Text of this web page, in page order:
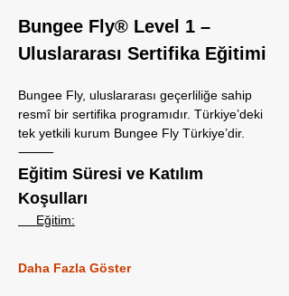
Bungee Fly®️ Level 1 –
Uluslararası Sertifika Eğitimi
Bungee Fly, uluslararası geçerliliğe sahip
resmî bir sertifika programıdır. Türkiye’deki
tek yetkili kurum Bungee Fly Türkiye’dir.
⸻
Eğitim Süresi ve Katılım
Koşulları
Eğitim:
Daha Fazla Göster